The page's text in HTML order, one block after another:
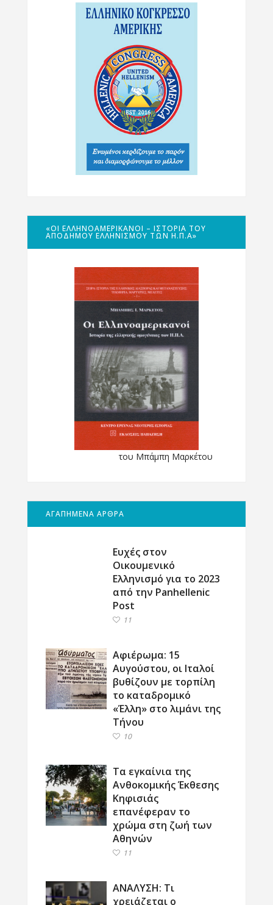
«ΟΙ ΕΛΛΗΝΟΑΜΕΡΙΚΑΝΟΊ – ΙΣΤΟΡΊΑ ΤΟΥ
ΑΠΌΔΗΜΟΥ ΕΛΛΗΝΙΣΜΟΎ ΤΩΝ Η.Π.Α»
του Μπάμπη Μαρκέτου
ΑΓΑΠΗΜΕΝΑ ΑΡΘΡΑ
Ευχές στον
Οικουμενικό
Ελληνισμό για το 2023
από την Panhellenic
Post
11
Αφιέρωμα: 15
Αυγούστου, οι Ιταλοί
βυθίζουν με τορπίλη
το καταδρομικό
«Έλλη» στο λιμάνι της
Τήνου
10
Τα εγκαίνια της
Ανθοκομικής Έκθεσης
Κηφισιάς
επανέφεραν το
χρώμα στη ζωή των
Αθηνών
11
ΑΝΑΛΥΣΗ: Τι
χρειάζεται ο